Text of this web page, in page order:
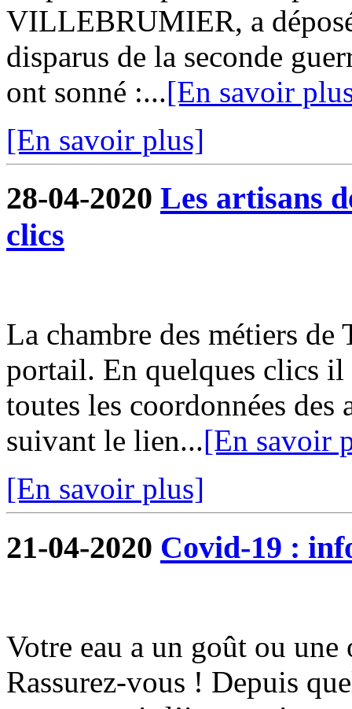
VILLEBRUMIER, a
disparus de la seconde
ont sonné :...[En savoir
[En savoir plus]
28-04-2020 Les artisans
clics
La chambre des métiers de
portail. En quelques clics il
toutes les coordonnées des
suivant le lien...[En savoir
[En savoir plus]
21-04-2020 Covid-19 :
Votre eau a un goût ou
Rassurez-vous ! Depuis